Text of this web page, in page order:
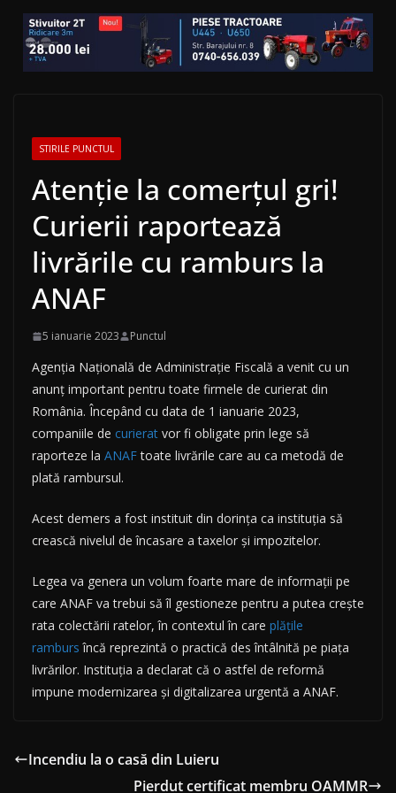
STIRILE PUNCTUL
Atenție la comerțul gri!
Curierii raportează
livrările cu ramburs la
ANAF
5 ianuarie 2023 Punctul
Agenția Națională de Administrație Fiscală a venit cu un
anunț important pentru toate firmele de curierat din
România. Începând cu data de 1 ianuarie 2023,
companiile de curierat vor fi obligate prin lege să
raporteze la ANAFtoate livrările care au ca metodă de
plată rambursul.
Acest demers a fost instituit din dorința ca instituția să
crească nivelul de încasare a taxelor şi impozitelor.
Legea va genera un volum foarte mare de informaţii pe
care ANAF va trebui să îl gestioneze pentru a putea creşte
rata colectării ratelor, în contex­tul în care plățile
ramburs încă reprezintă o practică des întâlnită pe piaţa
livrărilor. Instituţia a declarat că o astfel de re­formă
impune modernizarea şi digitalizarea urgentă a ANAF.
Incendiu la o casă din Luieru
Pierdut certificat membru OAMMR